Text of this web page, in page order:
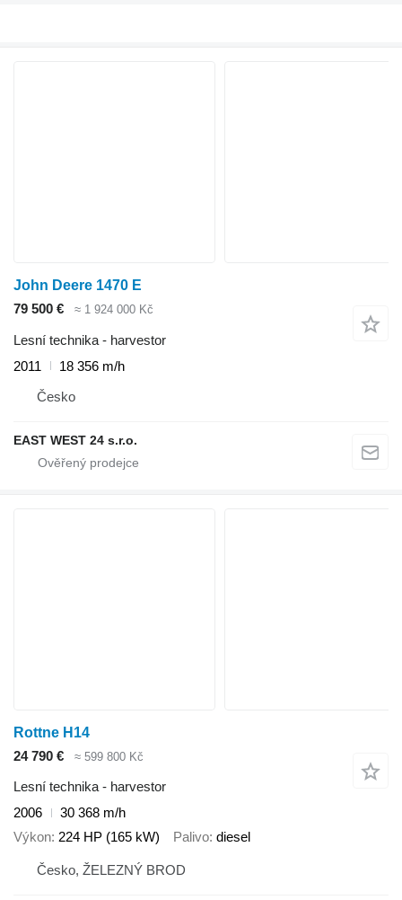
John Deere 1470 E
79 500 €
≈ 1 924 000 Kč
Lesní technika - harvestor
2011
18 356 m/h
Česko
EAST WEST 24 s.r.o.
Rottne H14
24 790 €
≈ 599 800 Kč
Lesní technika - harvestor
2006
30 368 m/h
Výkon 224 HP (165 kW) Palivo diesel
Česko, ŽELEZNÝ BROD